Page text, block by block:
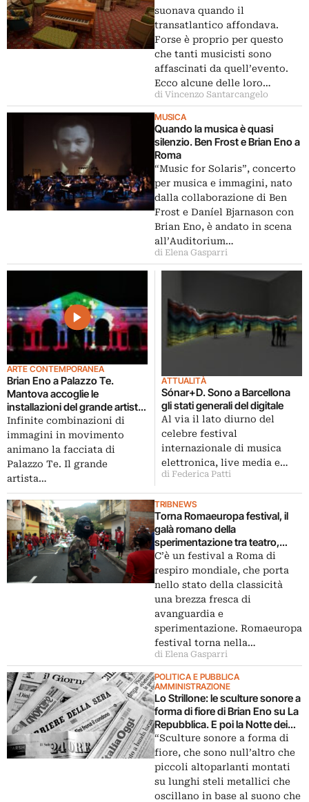
suonava quando il
transatlantico affondava.
Forse è proprio per questo
che tanti musicisti sono
affascinati da quell’evento.
Ecco alcune delle loro…
di Vincenzo Santarcangelo
MUSICA
Quando la musica è quasi
silenzio. Ben Frost e Brian Eno a
Roma
“Music for Solaris”, concerto
per musica e immagini, nato
dalla collaborazione di Ben
Frost e Daníel Bjarnason con
Brian Eno, è andato in scena
all’Auditorium…
di Elena Gasparri
ARTE CONTEMPORANEA
Brian Eno a Palazzo Te.
Mantova accoglie le
installazioni del grande artista
inglese
Infinite combinazioni di
immagini in movimento
animano la facciata di
Palazzo Te. Il grande
artista…
ATTUALITÀ
Sónar+D. Sono a Barcellona
gli stati generali del digitale
Al via il lato diurno del
celebre festival
internazionale di musica
elettronica, live media e…
di Federica Patti
TRIBNEWS
Torna Romaeuropa festival, il
galà romano della
sperimentazione tra teatro,
musica e danza. Da Brian Eno ai
Talkin Heads, ecco tutte le
anticipazioni della rassegna
C’è un festival a Roma di
respiro mondiale, che porta
nello stato della classicità
una brezza fresca di
avanguardia e
sperimentazione. Romaeuropa
festival torna nella…
di Elena Gasparri
POLITICA E PUBBLICA
AMMINISTRAZIONE
Lo Strillone: le sculture sonore a
forma di fiore di Brian Eno su La
Repubblica. E poi la Notte dei
Musei, L’Italia nascosta
“Sculture sonore a forma di
fiore, che sono null’altro che
piccoli altoparlanti montati
su lunghi steli metallici che
oscillano in base al suono che